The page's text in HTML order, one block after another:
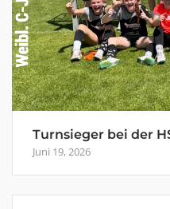
Turnsieger bei der
Juni 19, 2026